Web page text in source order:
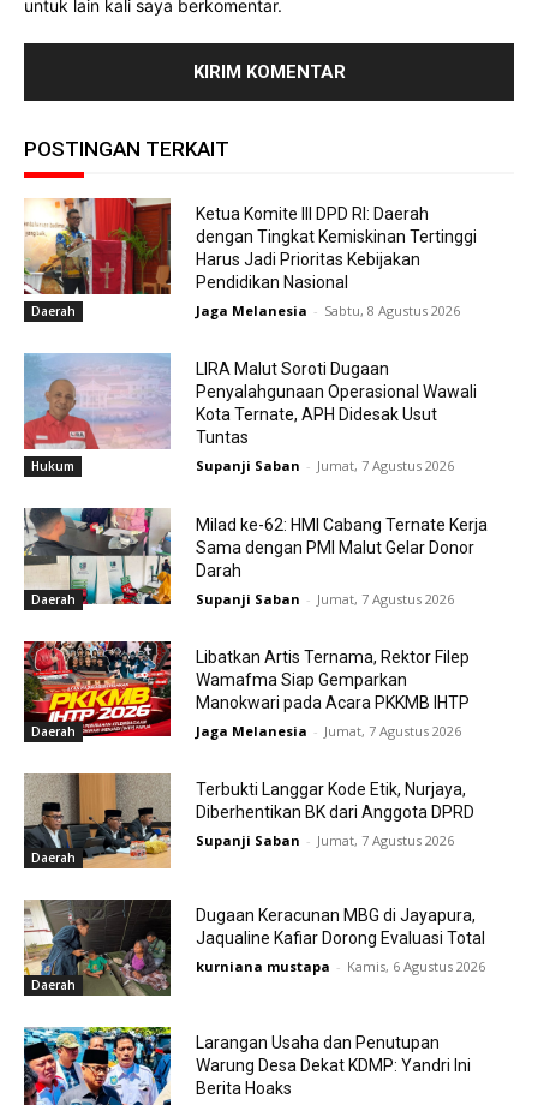
untuk lain kali saya berkomentar.
POSTINGAN TERKAIT
Daerah
Ketua Komite III DPD RI: Daerah
dengan Tingkat Kemiskinan Tertinggi
Harus Jadi Prioritas Kebijakan
Pendidikan Nasional
Jaga Melanesia - Sabtu, 8 Agustus 2026
Hukum
LIRA Malut Soroti Dugaan
Penyalahgunaan Operasional Wawali
Kota Ternate, APH Didesak Usut
Tuntas
Supanji Saban - Jumat, 7 Agustus 2026
Daerah
Milad ke-62: HMI Cabang Ternate Kerja
Sama dengan PMI Malut Gelar Donor
Darah
Supanji Saban - Jumat, 7 Agustus 2026
Daerah
Libatkan Artis Ternama, Rektor Filep
Wamafma Siap Gemparkan
Manokwari pada Acara PKKMB IHTP
Jaga Melanesia - Jumat, 7 Agustus 2026
Daerah
Terbukti Langgar Kode Etik, Nurjaya,
Diberhentikan BK dari Anggota DPRD
Supanji Saban - Jumat, 7 Agustus 2026
Daerah
Dugaan Keracunan MBG di Jayapura,
Jaqualine Kafiar Dorong Evaluasi Total
kurniana mustapa - Kamis, 6 Agustus 2026
Larangan Usaha dan Penutupan
Warung Desa Dekat KDMP: Yandri Ini
Berita Hoaks